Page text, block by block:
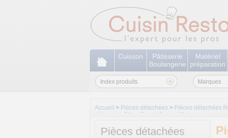
Cuisson
Pâtisserie
Boulangerie
Matériel
préparation
Marques
Index produits
Accueil > Pièces détachées > Pièces détachées
détachées Blixer Robot Coupe 60 A
Pièces détachées